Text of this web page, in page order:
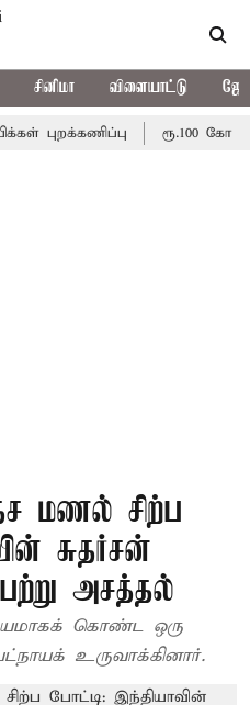
சினிமா விளையாட்டு
ரூ.100 கோடி
மணல் சிற்ப
சுதர்சன்
அசத்தல்
கொண்ட ஒரு
உருவாக்கினார்.